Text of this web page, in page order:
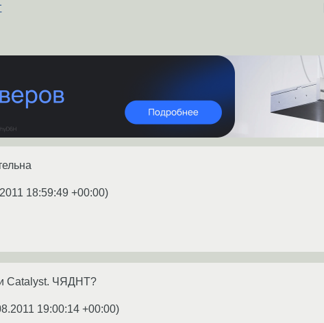
18:59:49 +00:00)
Catalyst. ЧЯДНТ?
19:00:14 +00:00)